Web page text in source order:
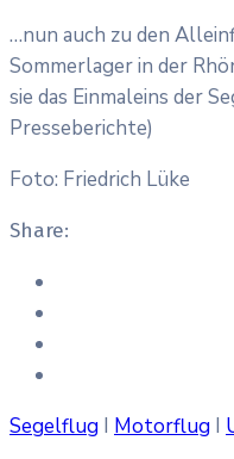
…nun auch zu den
Sommerlager in der
sie das Einmaleins der
Presseberichte)
Foto: Friedrich Lüke
Share:
Segelflug I Motorflug I